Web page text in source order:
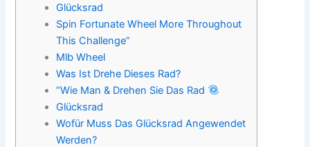
Glücksrad
Spin Fortunate Wheel More Throughout
This Challenge”
Mlb Wheel
Was Ist Drehe Dieses Rad?
“Wie Man & Drehen Sie Das Rad
Glücksrad
Wofür Muss Das Glücksrad Angewendet
Werden?